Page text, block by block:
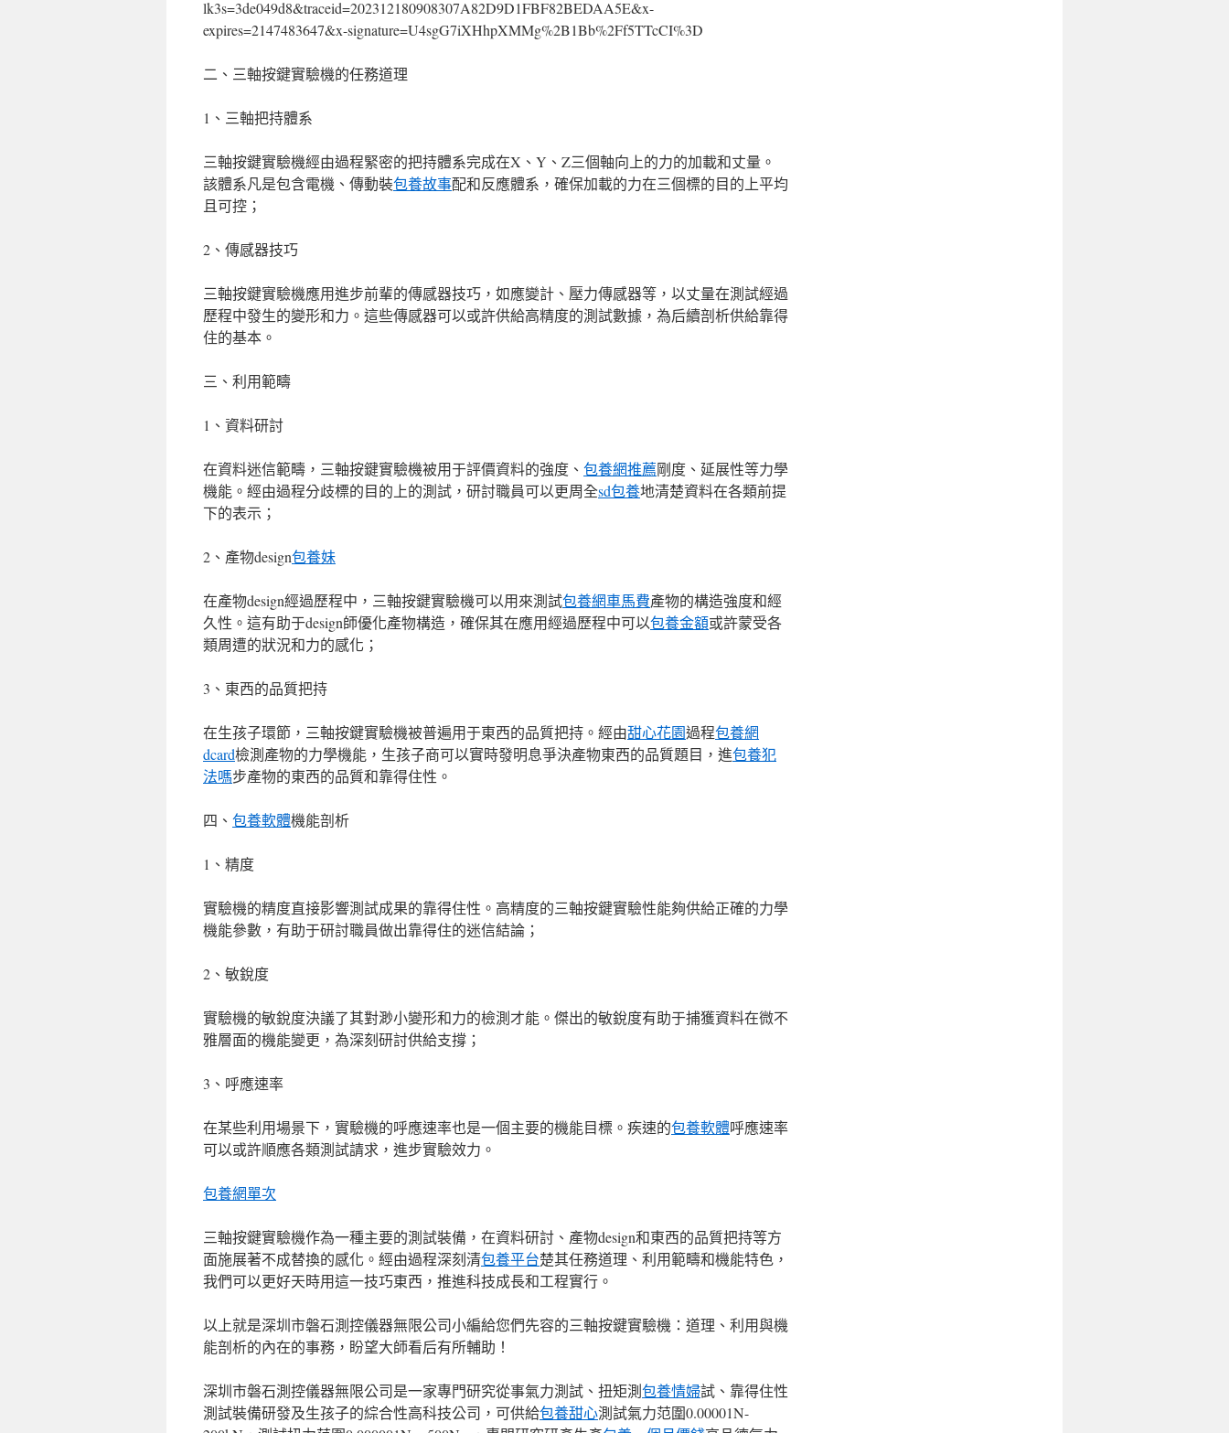
二、三軸按鍵實驗機的任務道理
1、三軸把持體系
三軸按鍵實驗機經由過程緊密的把持體系完成在X、Y、Z三個軸向上的力的加載和丈量。
該體系凡是包含電機、傳動裝包養故事配和反應體系，確保加載的力在三個標的目的上平均
且可控；
2、傳感器技巧
三軸按鍵實驗機應用進步前輩的傳感器技巧，如應變計、壓力傳感器等，以丈量在測試經過
歷程中發生的變形和力。這些傳感器可以或許供給高精度的測試數據，為后續剖析供給靠得
住的基本。
三、利用範疇
1、資料研討
在資料迷信範疇，三軸按鍵實驗機被用于評價資料的強度、 包養網推薦剛度、延展性等力學
機能。經由過程分歧標的目的上的測試，研討職員可以更周全sd包養地清楚資料在各類前提
下的表示；
2、產物design包養妹
在產物design經過歷程中，三軸按鍵實驗機可以用來測試包養網車馬費產物的構造強度和經
久性。這有助于design師優化產物構造，確保其在應用經過歷程中可以包養金額或許蒙受各
類周遭的狀況和力的感化；
3、東西的品質把持
在生孩子環節，三軸按鍵實驗機被普遍用于東西的品質把持。經由甜心花園過程包養網
dcard檢測產物的力學機能，生孩子商可以實時發明息爭決產物東西的品質題目，進包養犯
法嗎步產物的東西的品質和靠得住性。
四、 包養軟體機能剖析
1、精度
實驗機的精度直接影響測試成果的靠得住性。高精度的三軸按鍵實驗性能夠供給正確的力學
機能參數，有助于研討職員做出靠得住的迷信結論；
2、敏銳度
實驗機的敏銳度決議了其對渺小變形和力的檢測才能。傑出的敏銳度有助于捕獲資料在微不
雅層面的機能變更，為深刻研討供給支撐；
3、呼應速率
在某些利用場景下，實驗機的呼應速率也是一個主要的機能目標。疾速的包養軟體呼應速率
可以或許順應各類測試請求，進步實驗效力。
包養網單次
三軸按鍵實驗機作為一種主要的測試裝備，在資料研討、產物design和東西的品質把持等方
面施展著不成替換的感化。經由過程深刻清包養平台楚其任務道理、利用範疇和機能特色，
我們可以更好天時用這一技巧東西，推進科技成長和工程實行。
以上就是深圳市磐石測控儀器無限公司小編給您們先容的三軸按鍵實驗機：道理、利用與機
能剖析的內在的事務，盼望大師看后有所輔助！
深圳市磐石測控儀器無限公司是一家專門研究從事氣力測試、扭矩測包養情婦試、靠得住性
測試裝備研發及生孩子的綜合性高科技公司，可供給包養甜心測試氣力范圍0.00001N-